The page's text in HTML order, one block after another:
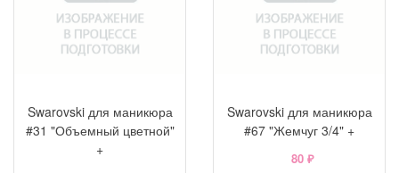
Swarovski для маникюра
#31 "Объемный цветной"
+
Swarovski для маникюра
#67 "Жемчуг 3/4" +
80 ₽